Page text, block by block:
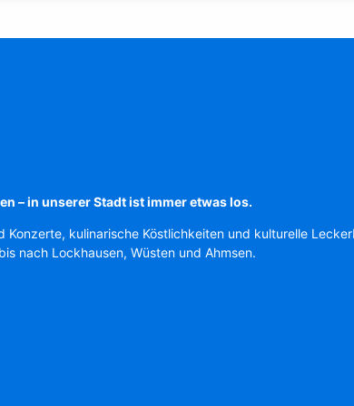
– in unserer Stadt ist immer etwas los.
Konzerte, kulinarische Köstlichkeiten und kulturelle
nach Lockhausen, Wüsten und Ahmsen.